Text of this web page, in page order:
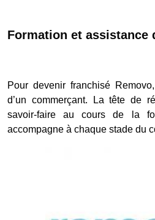
Formation et assistance
Pour devenir franchisé
d’un commerçant. La tête de
savoir-faire au cours de la
accompagne à chaque stade du